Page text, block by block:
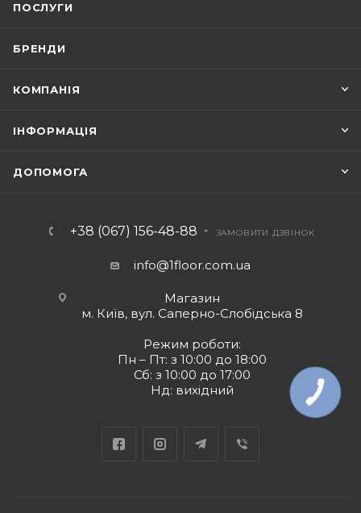
ПОСЛУГИ
БРЕНДИ
КОМПАНІЯ
ІНФОРМАЦІЯ
ДОПОМОГА
+38 (067) 156-48-88 ЗАМОВИТИ ДЗВІНОК
info@1floor.com.ua
Магазин
м. Київ, вул. Саперно-Слобідська 8
Режим роботи:
Пн – Пт: з 10:00 до 18:00
Сб: з 10:00 до 17:00
Нд: вихідний
КНОПКА
ЗВ'ЯЗКУ